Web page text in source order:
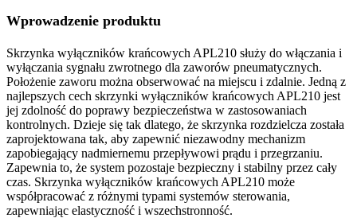
Wprowadzenie produktu
Skrzynka wyłączników krańcowych APL210 służy do włączania i
wyłączania sygnału zwrotnego dla zaworów pneumatycznych.
Położenie zaworu można obserwować na miejscu i zdalnie. Jedną z
najlepszych cech skrzynki wyłączników krańcowych APL210 jest
jej zdolność do poprawy bezpieczeństwa w zastosowaniach
kontrolnych. Dzieje się tak dlatego, że skrzynka rozdzielcza została
zaprojektowana tak, aby zapewnić niezawodny mechanizm
zapobiegający nadmiernemu przepływowi prądu i przegrzaniu.
Zapewnia to, że system pozostaje bezpieczny i stabilny przez cały
czas. Skrzynka wyłączników krańcowych APL210 może
współpracować z różnymi typami systemów sterowania,
zapewniając elastyczność i wszechstronność.